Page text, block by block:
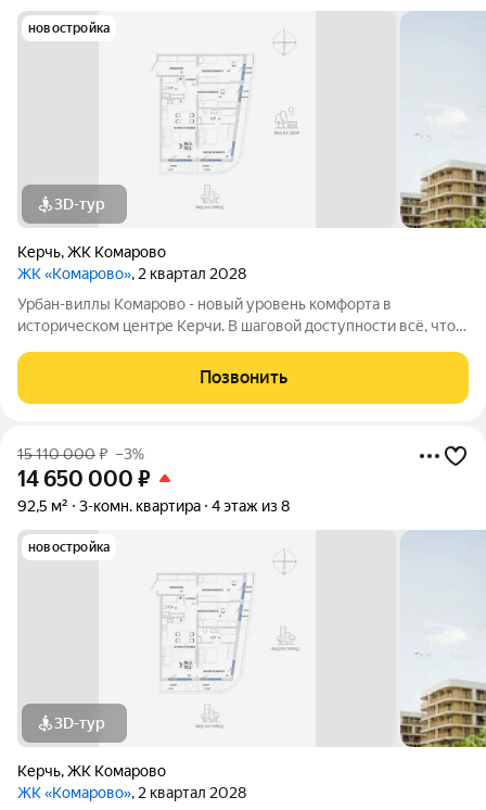
новостройка
3D-тур
Керчь,ЖК Комарово
ЖК «Комарово», 2 квартал 2028
Урбан-виллы Комарово - новый уровень комфорта в
историческом центре Керчи. В шаговой доступности всё, что
благодаря обилию парковых зон. Прямо под окнами самый
большой ландшафтный парк в
Позвонить
15 110 000₽ –3%
14 650 000 ₽
92,5 м² 3-комн. квартира 4 этаж из 8
новостройка
3D-тур
Керчь,ЖК Комарово
ЖК «Комарово», 2 квартал 2028